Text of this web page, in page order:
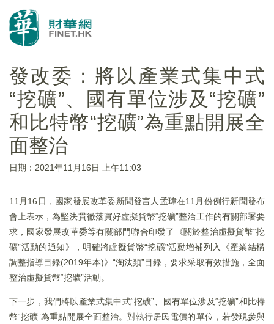
發改委：將以產業式集中式
“挖礦”、國有單位涉及“挖礦”
和比特幣“挖礦”為重點開展全
面整治
日期：2021年11月16日 上午11:03
11月16日，國家發展改革委新聞發言人孟瑋在11月份例行新聞發布
會上表示，為堅決貫徹落實好虛擬貨幣“挖礦”整治工作的有關部署要
求，國家發展改革委等有關部門聯合印發了《關於整治虛擬貨幣“挖
礦”活動的通知》，明確將虛擬貨幣“挖礦”活動增補列入《產業結構
調整指導目錄(2019年本)》“淘汰類”目錄，要求采取有效措施，全面
整治虛擬貨幣“挖礦”活動。
下一步，我們將以產業式集中式“挖礦”、國有單位涉及“挖礦”和比特
幣“挖礦”為重點開展全面整治。對執行居民電價的單位，若發現參與